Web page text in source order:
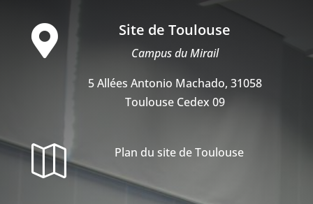
 Site de Toulouse
Campus du Mirail
5 Allées Antonio Machado, 31058
Toulouse Cedex 09
 Plan du site de Toulouse